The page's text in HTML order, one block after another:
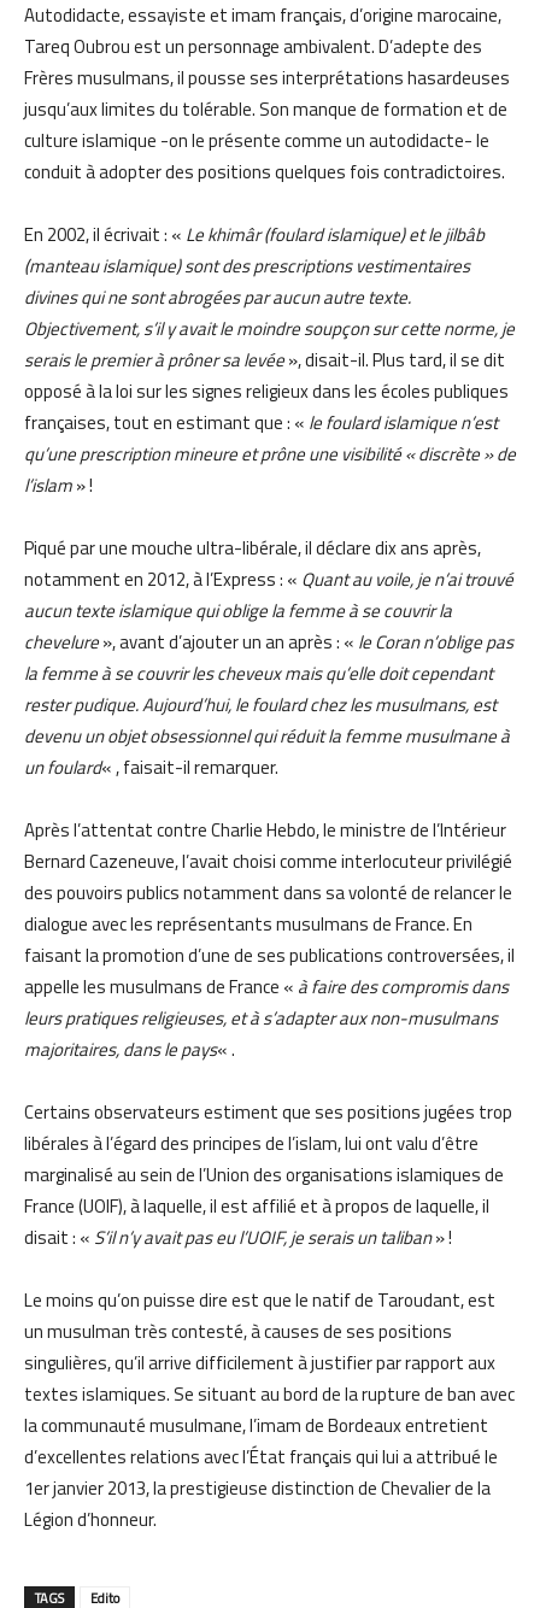
Autodidacte, essayiste et imam français, d’origine marocaine,
Tareq Oubrou est un personnage ambivalent. D’adepte des
Frères musulmans, il pousse ses interprétations hasardeuses
jusqu’aux limites du tolérable. Son manque de formation et de
culture islamique -on le présente comme un autodidacte- le
conduit à adopter des positions quelques fois contradictoires.
En 2002, il écrivait : « Le khimâr (foulard islamique) et le jilbâb
(manteau islamique) sont des prescriptions vestimentaires
divines qui ne sont abrogées par aucun autre texte.
Objectivement, s’il y avait le moindre soupçon sur cette norme, je
serais le premier à prôner sa levée», disait-il. Plus tard, il se dit
opposé à la loi sur les signes religieux dans les écoles publiques
françaises, tout en estimant que : « le foulard islamique n’est
qu’une prescription mineure et prône une visibilité « discrète » de
l’islam» !
Piqué par une mouche ultra-libérale, il déclare dix ans après,
notamment en 2012, à l’Express : « Quant au voile, je n’ai trouvé
aucun texte islamique qui oblige la femme à se couvrir la
chevelure», avant d’ajouter un an après : « le Coran n’oblige pas
la femme à se couvrir les cheveux mais qu’elle doit cependant
rester pudique. Aujourd’hui, le foulard chez les musulmans, est
devenu un objet obsessionnel qui réduit la femme musulmane à
un foulard« , faisait-il remarquer.
Après l’attentat contre Charlie Hebdo, le ministre de l’Intérieur
Bernard Cazeneuve, l’avait choisi comme interlocuteur privilégié
des pouvoirs publics notamment dans sa volonté de relancer le
dialogue avec les représentants musulmans de France. En
faisant la promotion d’une de ses publications controversées, il
appelle les musulmans de France « à faire des compromis dans
leurs pratiques religieuses, et à s’adapter aux non-musulmans
majoritaires, dans le pays« .
Certains observateurs estiment que ses positions jugées trop
libérales à l’égard des principes de l’islam, lui ont valu d’être
marginalisé au sein de l’Union des organisations islamiques de
France (UOIF), à laquelle, il est affilié et à propos de laquelle, il
disait : « S’il n’y avait pas eu l’UOIF, je serais un taliban» !
Le moins qu’on puisse dire est que le natif de Taroudant, est
un musulman très contesté, à causes de ses positions
singulières, qu’il arrive difficilement à justifier par rapport aux
textes islamiques. Se situant au bord de la rupture de ban avec
la communauté musulmane, l’imam de Bordeaux entretient
d’excellentes relations avec l’État français qui lui a attribué le
1er janvier 2013, la prestigieuse distinction de Chevalier de la
Légion d’honneur.
TAGS Edito